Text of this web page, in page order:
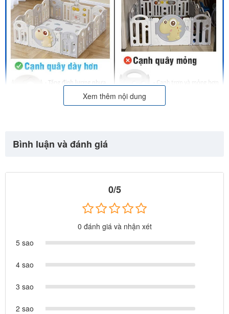
Xem thêm nội dung
Bình luận và đánh giá
0/5
0 đánh giá và nhận xét
5 sao
4 sao
3 sao
2 sao